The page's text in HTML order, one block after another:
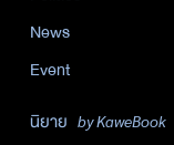
News
Event
นิยาย by KaweBook